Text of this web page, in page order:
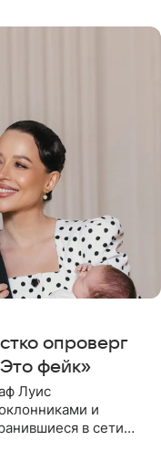
опроверг
фейк»
Луис
и
в сети